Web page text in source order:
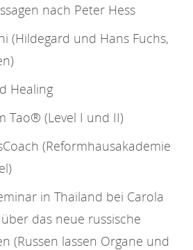
nach Peter Hess
(Hildegard und Hans Fuchs,
Healing
Tao® (Level I und II)
(Reformhausakademie
in Thailand bei Carola
das neue russische
(Russen lassen Organe und